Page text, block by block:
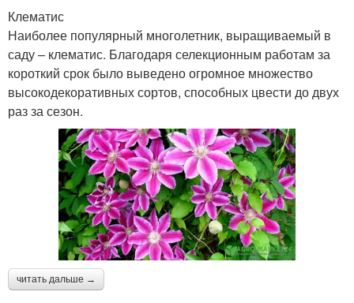
Клематис
Наиболее популярный многолетник, выращиваемый в
саду – клематис. Благодаря селекционным работам за
короткий срок было выведено огромное множество
высокодекоративных сортов, способных цвести до двух
раз за сезон.
читать дальше →